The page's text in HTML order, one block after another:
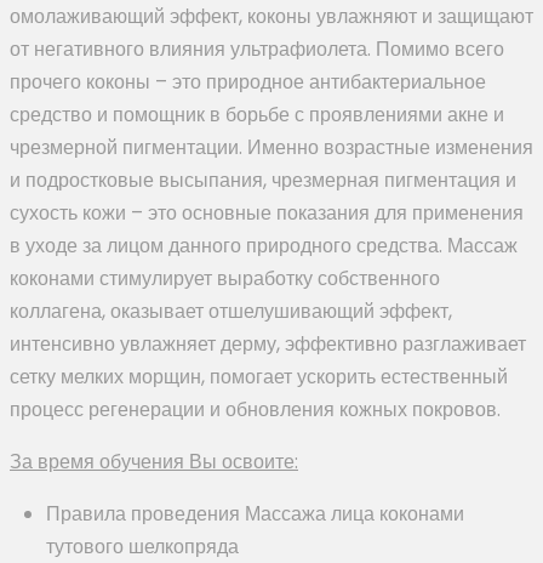
омолаживающий эффект, коконы увлажняют и защищают
от негативного влияния ультрафиолета. Помимо всего
прочего коконы – это природное антибактериальное
средство и помощник в борьбе с проявлениями акне и
чрезмерной пигментации. Именно возрастные изменения
и подростковые высыпания, чрезмерная пигментация и
сухость кожи – это основные показания для применения
в уходе за лицом данного природного средства. Массаж
коконами стимулирует выработку собственного
коллагена, оказывает отшелушивающий эффект,
интенсивно увлажняет дерму, эффективно разглаживает
сетку мелких морщин, помогает ускорить естественный
процесс регенерации и обновления кожных покровов.
За время обучения Вы освоите:
Правила проведения Массажа лица коконами
тутового шелкопряда